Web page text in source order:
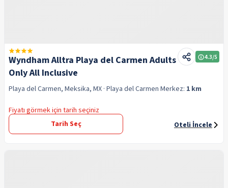
Wyndham Alltra Playa del Carmen Adults
Only All Inclusive
4.3/5
Playa del Carmen, Meksika, MX · Playa del Carmen Merkez: 1 km
Fiyatı görmek için tarih seçiniz
Tarih Seç
Oteli İncele